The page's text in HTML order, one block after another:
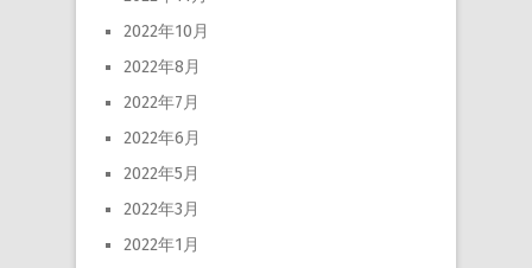
2022年10月
2022年8月
2022年7月
2022年6月
2022年5月
2022年3月
2022年1月